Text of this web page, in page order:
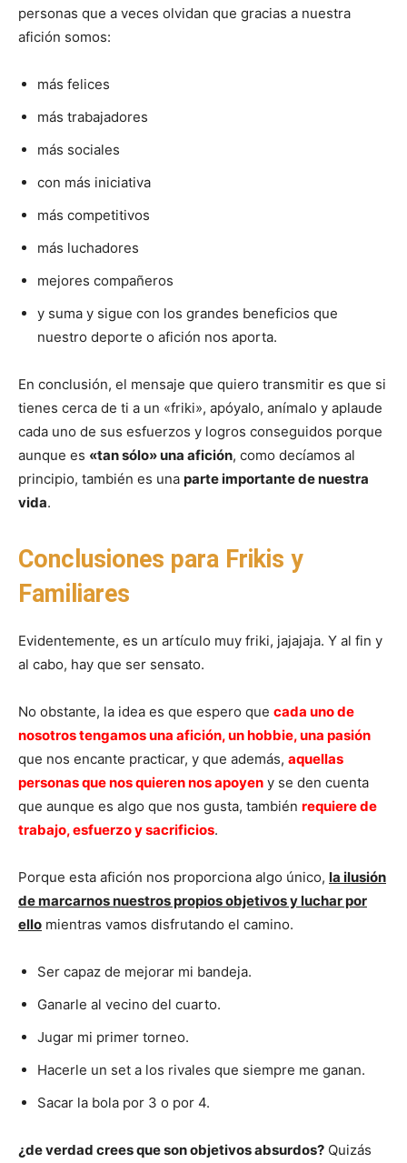
personas que a veces olvidan que gracias a nuestra
afición somos:
más felices
más trabajadores
más sociales
con más iniciativa
más competitivos
más luchadores
mejores compañeros
y suma y sigue con los grandes beneficios que
nuestro deporte o afición nos aporta.
En conclusión, el mensaje que quiero transmitir es que si
tienes cerca de ti a un «friki», apóyalo, anímalo y aplaude
cada uno de sus esfuerzos y logros conseguidos porque
aunque es «tan sólo» una afición, como decíamos al
principio, también es una parte importante de nuestra
vida.
Conclusiones para Frikis y
Familiares
Evidentemente, es un artículo muy friki, jajajaja. Y al fin y
al cabo, hay que ser sensato.
No obstante, la idea es que espero que cada uno de
nosotros tengamos una afición, un hobbie, una pasión
que nos encante practicar, y que además, aquellas
personas que nos quieren nos apoyen y se den cuenta
que aunque es algo que nos gusta, también requiere de
trabajo, esfuerzo y sacrificios.
Porque esta afición nos proporciona algo único, la ilusión
de marcarnos nuestros propios objetivos y luchar por
ello mientras vamos disfrutando el camino.
Ser capaz de mejorar mi bandeja.
Ganarle al vecino del cuarto.
Jugar mi primer torneo.
Hacerle un set a los rivales que siempre me ganan.
Sacar la bola por 3 o por 4.
¿de verdad crees que son objetivos absurdos? Quizás